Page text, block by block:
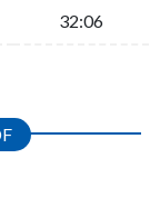
32:06